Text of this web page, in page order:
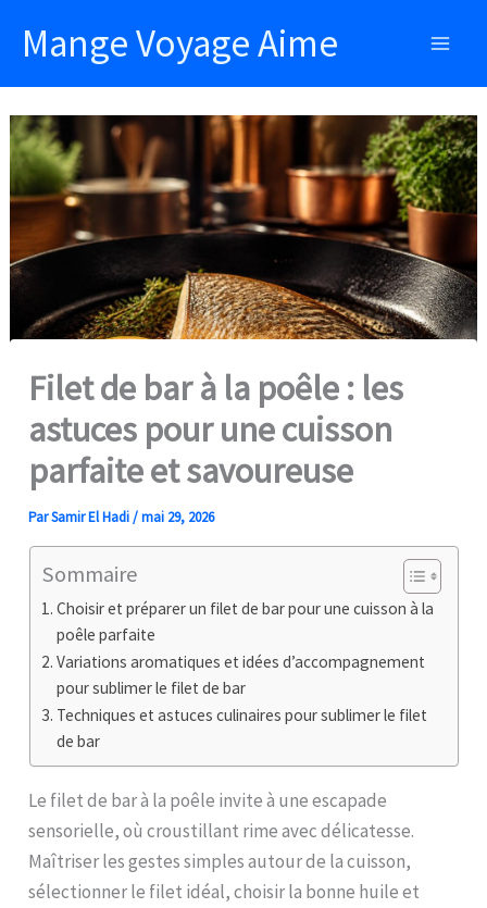
Mange Voyage Aime
Filet de bar à la poêle : les
astuces pour une cuisson
parfaite et savoureuse
ParSamir El Hadi/mai 29, 2026
Sommaire
Choisir et préparer un filet de bar pour une cuisson à la
poêle parfaite
Variations aromatiques et idées d’accompagnement
pour sublimer le filet de bar
Techniques et astuces culinaires pour sublimer le filet
de bar
Le filet de bar à la poêle invite à une escapade
sensorielle, où croustillant rime avec délicatesse.
Maîtriser les gestes simples autour de la cuisson,
sélectionner le filet idéal, choisir la bonne huile et